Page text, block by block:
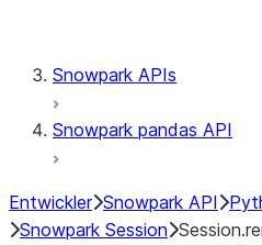
Snowpark APIs
Snowpark pandas API
Entwickler Snowpark API
Snowpark Session